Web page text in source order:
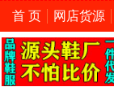
首 页 网店货源